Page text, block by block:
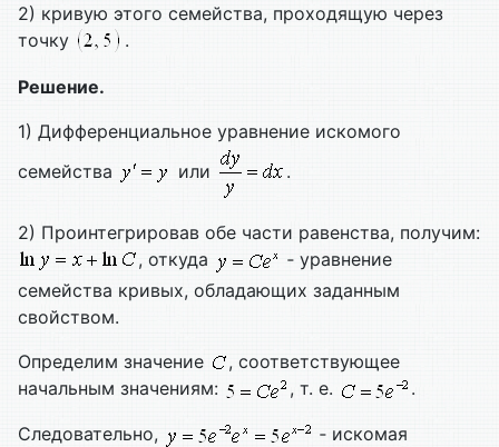
2) кривую этого семейства, проходящую через
точку
.
Решение.
1) Дифференциальное уравнение искомого
семейства
или .
2) Проинтегрировав обе части равенства, получим:
, откуда
‑ уравнение
семейства кривых, обладающих заданным
свойством.
Определим значение
, соответствующее
начальным значениям:
, т. е. .
Следовательно,
‑ искомая